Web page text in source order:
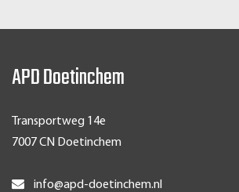
APD Doetinchem
Transportweg 14e
7007 CN Doetinchem
info@apd-doetinchem.nl